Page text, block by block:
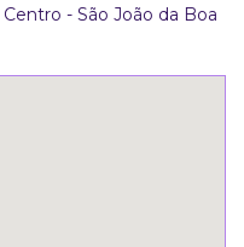
- São João da Boa